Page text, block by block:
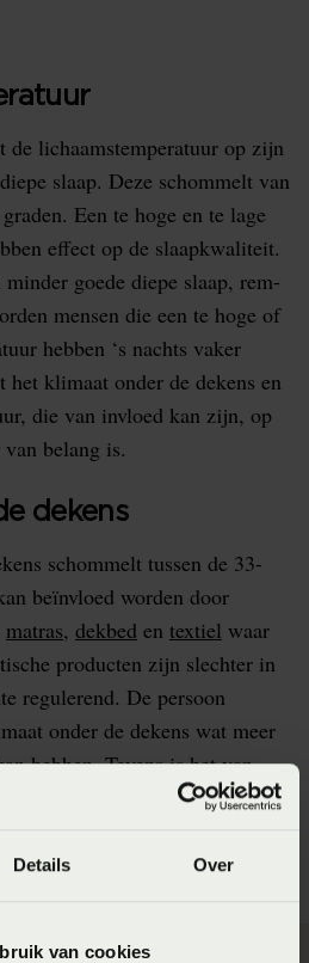
Details Over
van cookies
de lichaamstemperatuur op zijn
slaap. Deze schommelt van
Een te hoge en te lage
effect op de slaapkwaliteit.
goede diepe slaap, rem-
mensen die een te hoge of
hebben ‘s nachts vaker
klimaat onder de dekens en
die van invloed kan zijn, op
belang is.
dekens
schommelt tussen de 33-
beïnvloed worden door
matras, dekbed en textiel waar
producten zijn slechter in
regulerend. De persoon
onder de dekens wat meer
hebben. Tevens is het van
het vocht ’s nachts